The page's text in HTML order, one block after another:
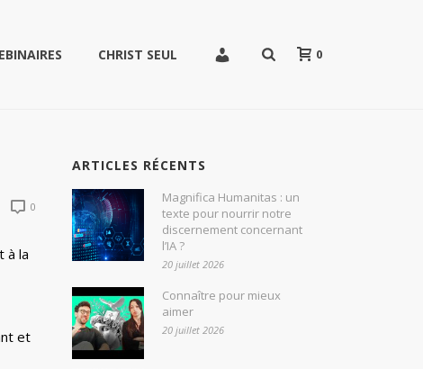
CHRIST SEUL 0
0
à la
et
ARTICLES RÉCENTS
Magnifica Humanitas : un
texte pour nourrir notre
discernement concernant
l’IA ?
20 juillet 2026
Connaître pour mieux
aimer
20 juillet 2026